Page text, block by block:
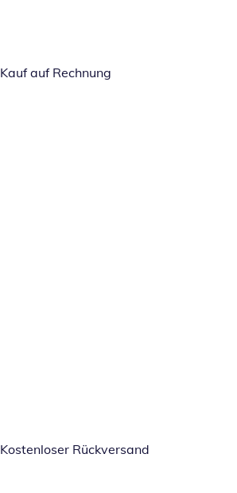
Kauf auf Rechnung
Kostenloser Rückversand